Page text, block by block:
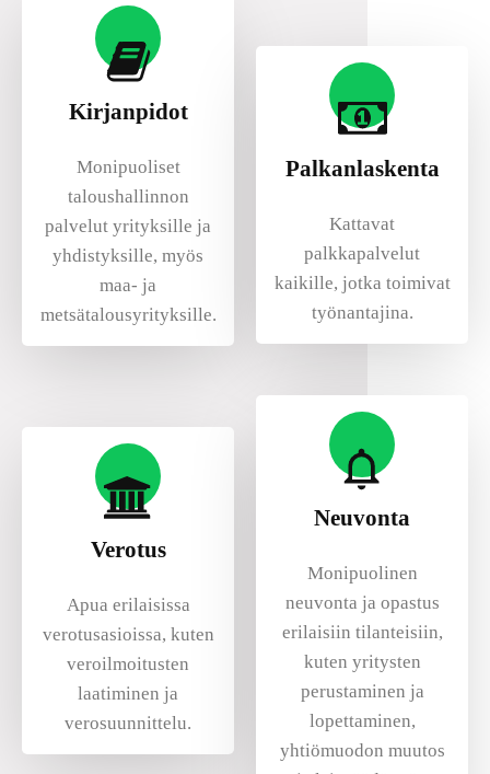
Kirjanpidot
Monipuoliset
taloushallinnon
palvelut yrityksille ja
yhdistyksille, myös
maa- ja
metsätalousyrityksille.
Palkanlaskenta
Kattavat
palkkapalvelut
kaikille, jotka toimivat
työnantajina.
Verotus
Apua erilaisissa
verotusasioissa, kuten
veroilmoitusten
laatiminen ja
verosuunnittelu.
Neuvonta
Monipuolinen
neuvonta ja opastus
erilaisiin tilanteisiin,
kuten yritysten
perustaminen ja
lopettaminen,
yhtiömuodon muutos